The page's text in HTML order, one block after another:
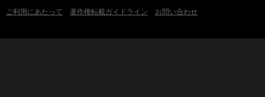
ご利用にあたって 著作権転載ガイドライン お問い合わせ